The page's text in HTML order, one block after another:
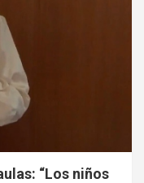
“Los niños